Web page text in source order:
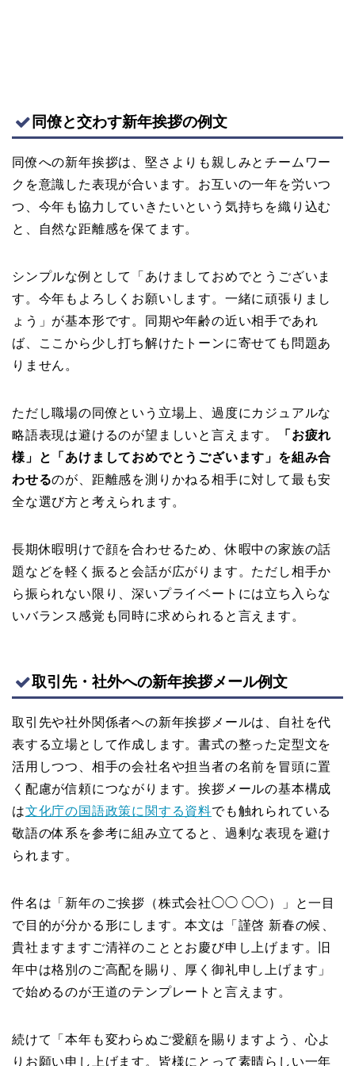
同僚と交わす新年挨拶の例文
同僚への新年挨拶は、堅さよりも親しみとチームワー
クを意識した表現が合います。お互いの一年を労いつ
つ、今年も協力していきたいという気持ちを織り込む
と、自然な距離感を保てます。
シンプルな例として「あけましておめでとうございま
す。今年もよろしくお願いします。一緒に頑張りまし
ょう」が基本形です。同期や年齢の近い相手であれ
ば、ここから少し打ち解けたトーンに寄せても問題あ
りません。
ただし職場の同僚という立場上、過度にカジュアルな
略語表現は避けるのが望ましいと言えます。
「お疲れ
様」と「あけましておめでとうございます」を組み合
わせるのが、距離感を測りかねる相手に対して最も安
全な選び方と考えられます。
長期休暇明けで顔を合わせるため、休暇中の家族の話
題などを軽く振ると会話が広がります。ただし相手か
ら振られない限り、深いプライベートには立ち入らな
いバランス感覚も同時に求められると言えます。
取引先・社外への新年挨拶メール例文
取引先や社外関係者への新年挨拶メールは、自社を代
表する立場として作成します。書式の整った定型文を
活用しつつ、相手の会社名や担当者の名前を冒頭に置
く配慮が信頼につながります。挨拶メールの基本構成
は文化庁の国語政策に関する資料でも触れられている
敬語の体系を参考に組み立てると、過剰な表現を避け
られます。
件名は「新年のご挨拶（株式会社◯◯ ◯◯）」と一目
で目的が分かる形にします。本文は「謹啓 新春の候、
貴社ますますご清祥のこととお慶び申し上げます。旧
年中は格別のご高配を賜り、厚く御礼申し上げます」
で始めるのが王道のテンプレートと言えます。
続けて「本年も変わらぬご愛顧を賜りますよう、心よ
りお願い申し上げます。皆様にとって素晴らしい一年